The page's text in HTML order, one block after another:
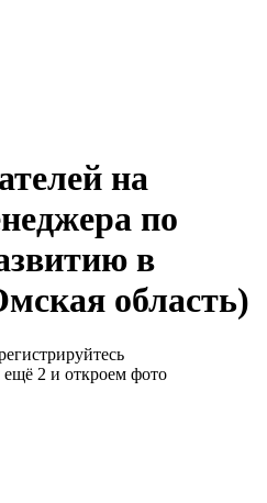
на
по
в
область)
2 и откроем фото